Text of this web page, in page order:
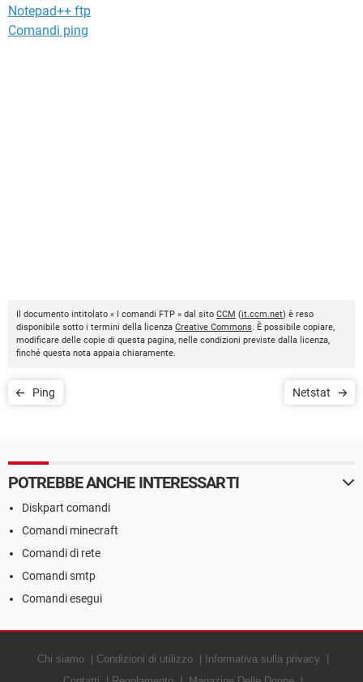
Notepad++ ftp
Comandi ping
Il documento intitolato « I comandi FTP » dal sito CCM (it.ccm.net) è reso
disponibile sotto i termini della licenza Creative Commons. È possibile copiare,
modificare delle copie di questa pagina, nelle condizioni previste dalla licenza,
finché questa nota appaia chiaramente.
Ping Netstat
POTREBBE ANCHE INTERESSARTI
Diskpart comandi
Comandi minecraft
Comandi di rete
Comandi smtp
Comandi esegui
Chi siamo Condizioni di utilizzo
Informativa sulla privacy